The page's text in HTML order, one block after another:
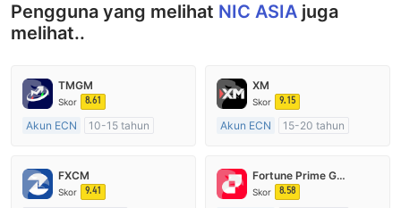
Pengguna yang melihat NIC ASIA juga
melihat..
TMGM
Skor 8.61
Akun ECN
10-15 tahun
Market Maker (MM)
Lisensi Penuh MT4
XM
Skor 9.15
Akun ECN
15-20 tahun
Market Maker (MM)
Lisensi Penuh MT4
FXCM
Skor 9.41
Fortune Prime Global
Skor 8.58